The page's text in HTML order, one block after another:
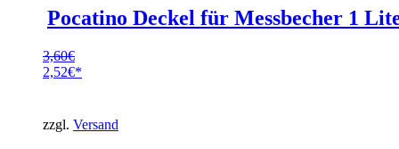
Pocatino Deckel für Messbecher 1
3,60€
Ursprünglicher
3,60€
2,52€
ist:
2,52€.
zzgl. Versand